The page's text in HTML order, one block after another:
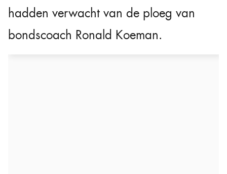
hadden verwacht van de ploeg van
bondscoach Ronald Koeman.